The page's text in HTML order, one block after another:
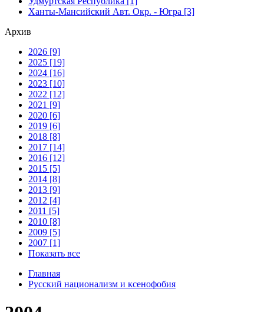
Ханты-Мансийский Авт. Окр. - Югра [3]
Архив
2026 [9]
2025 [19]
2024 [16]
2023 [10]
2022 [12]
2021 [9]
2020 [6]
2019 [6]
2018 [8]
2017 [14]
2016 [12]
2015 [5]
2014 [8]
2013 [9]
2012 [4]
2011 [5]
2010 [8]
2009 [5]
2007 [1]
Показать все
Главная
Русский национализм и ксенофобия